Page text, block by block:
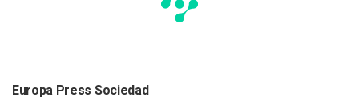
Europa Press Sociedad